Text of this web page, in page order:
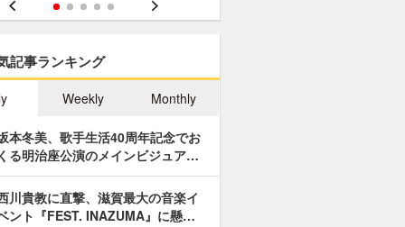
記事ランキング
Weekly Monthly
本冬美、歌手生活40周年記念でお
くる明治座公演のメインビジュア…
川貴教に直撃、滋賀最大の音楽イ
ント『FEST. INAZUMA』に懸…